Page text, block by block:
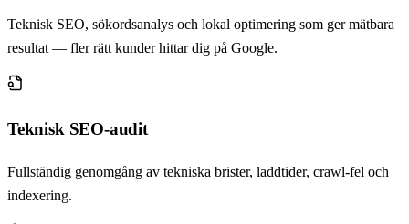
Teknisk SEO, sökordsanalys och lokal optimering som ger mätbara
resultat — fler rätt kunder hittar dig på Google.
Teknisk SEO-audit
Fullständig genomgång av tekniska brister, laddtider, crawl-fel och
indexering.